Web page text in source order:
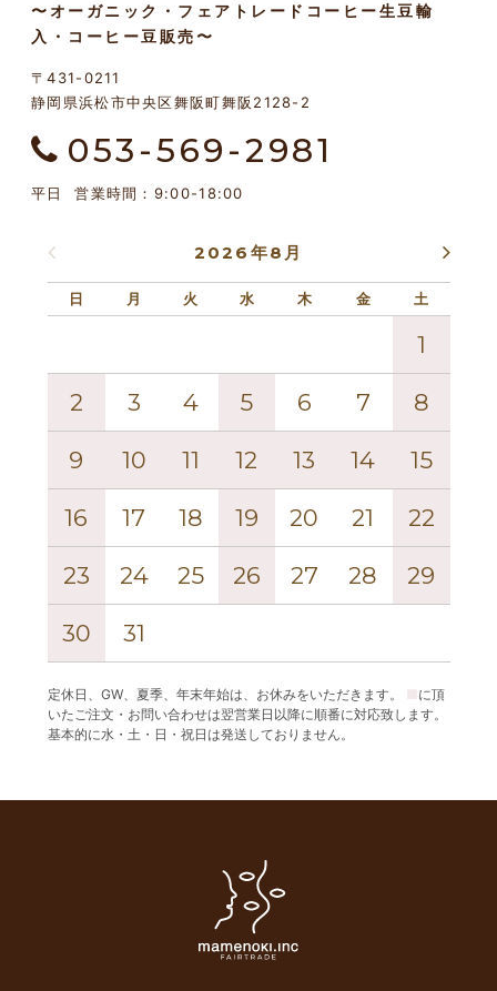
2026年8月
日 月 火 水 木 金 土
1
2 3 4 5 6 7 8
9 10 11 12 13 14 15
16 17 18 19 20 21 22
23 24 25 26 27 28 29
30 31
定休日、GW、夏季、年末年始は、お休みをいただきます。
に頂
いたご注文・お問い合わせは翌営業日以降に順番に対応致します。
基本的に水・土・日・祝日は発送しておりません。
〜オーガニック・フェアトレードコーヒー生豆輸
入・コーヒー豆販売〜
〒431-0211
静岡県浜松市中央区舞阪町舞阪2128-2
053-569-2981
平日 営業時間：9:00-18:00